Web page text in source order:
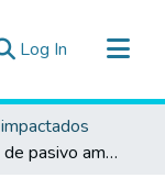
Log In (current)
Identificación de pasivo ambiental del subsector hidrocarburos con código de Ficha OEFA F01994, ubicado en el Lote VII/VI (ex Lote VII), en el distrito de La Brea de la provincia Talara del departamento de Piura